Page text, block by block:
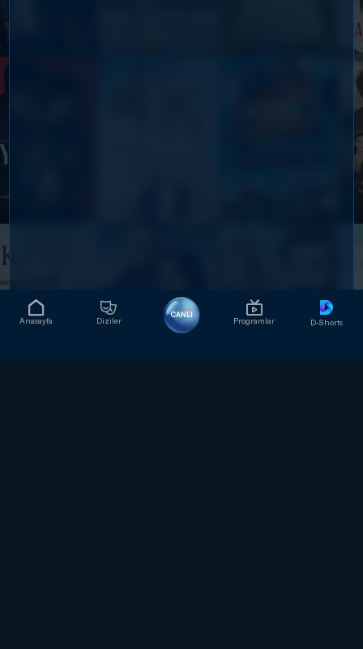
Anasayfa Diziler
CANLI
Programlar D-Shorts